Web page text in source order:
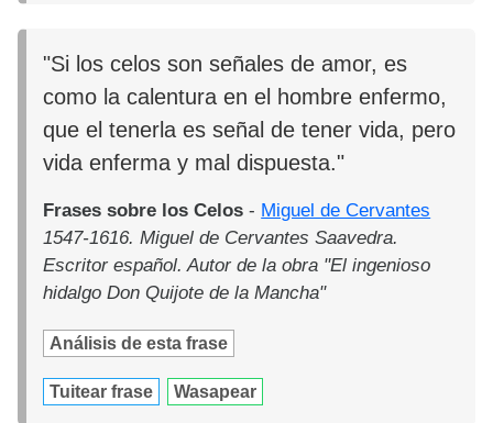
"Si los celos son señales de amor, es
como la calentura en el hombre enfermo,
que el tenerla es señal de tener vida, pero
vida enferma y mal dispuesta."
Frases sobre los Celos - Miguel de Cervantes
1547-1616. Miguel de Cervantes Saavedra.
Escritor español. Autor de la obra "El ingenioso
hidalgo Don Quijote de la Mancha"
Análisis de esta frase
Tuitear frase Wasapear